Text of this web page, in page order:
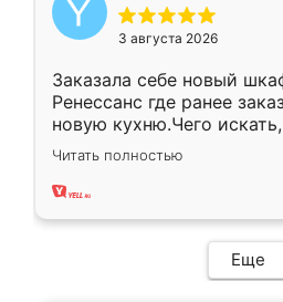
3 августа 2026
Заказала себе новый
Ренессанс где ранее
новую кухню.Чего
вполне довольна. Служит
два года, нареканий нет.
Читать полностью
Еще